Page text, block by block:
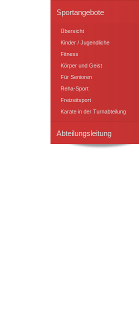
Sportangebote
Übersicht
Kinder / Jugendliche
Fitness
Körper und Geist
Für Senioren
Reha-Sport
Freizeitsport
Karate in der Turnabteilung
Abteilungsleitung